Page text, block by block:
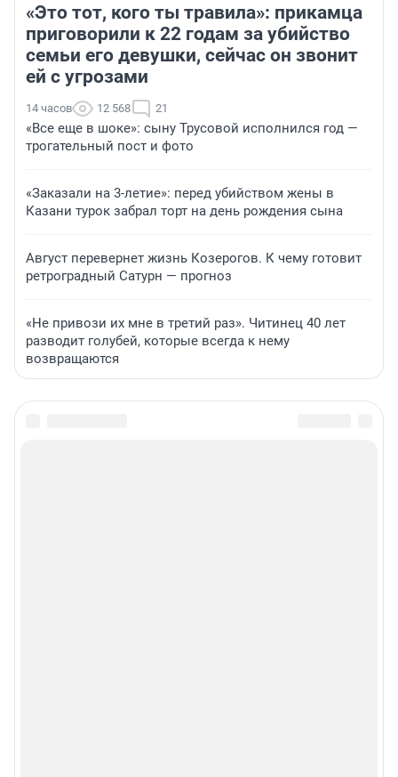
«Это тот, кого ты травила»: прикамца
приговорили к 22 годам за убийство
семьи его девушки, сейчас он звонит
ей с угрозами
14 часов 12 568 21
«Все еще в шоке»: сыну Трусовой исполнился год —
трогательный пост и фото
«Заказали на 3-летие»: перед убийством жены в
Казани турок забрал торт на день рождения сына
Август перевернет жизнь Козерогов. К чему готовит
ретроградный Сатурн — прогноз
«Не привози их мне в третий раз». Читинец 40 лет
разводит голубей, которые всегда к нему
возвращаются